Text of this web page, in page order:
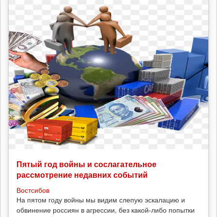
Пятый год войны и сослагательное
рассмотрение недавних событий
Востсибов
На пятом году войны мы видим слепую эскалацию и
обвинение россиян в агрессии, без какой-либо попытки